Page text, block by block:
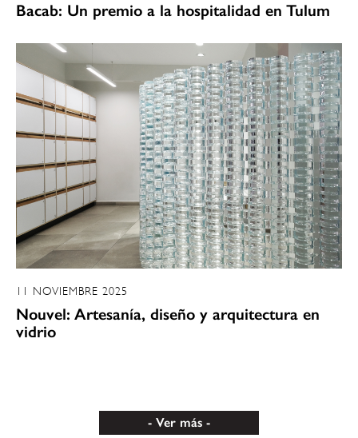
Bacab: Un premio a la hospitalidad en Tulum
11 NOVIEMBRE 2025
Nouvel: Artesanía, diseño y arquitectura en
vidrio
Ver más